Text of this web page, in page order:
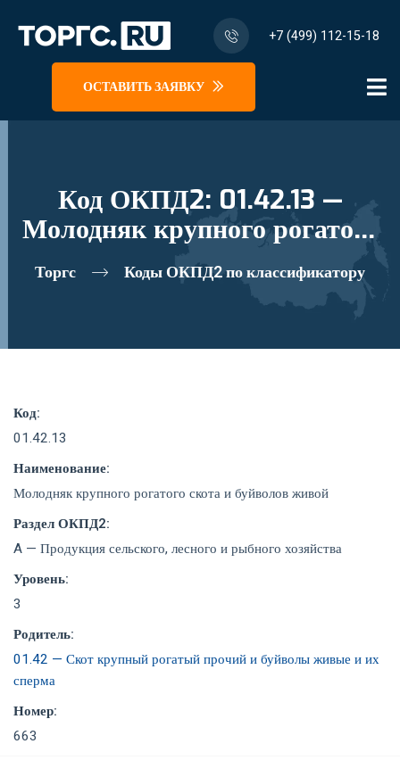
+7 (499) 112-15-18
ОСТАВИТЬ ЗАЯВКУ
Код ОКПД2: 01.42.13 —
Молодняк крупного рогатого
скота и буйволов живой
Торгс Коды ОКПД2 по классификатору
Код:
01.42.13
Наименование:
Молодняк крупного рогатого скота и буйволов живой
Раздел ОКПД2:
A — Продукция сельского, лесного и рыбного хозяйства
Уровень:
3
Родитель:
01.42 — Скот крупный рогатый прочий и буйволы живые и их
сперма
Номер:
663